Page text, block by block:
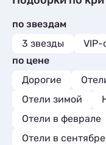
1
Глэмпинги
Базы отдыха
Комнаты
Кемпинги
по звездам
3 звезды
VIP-
по цене
Дорогие
Отели зимой
Отели в феврале
Отели в сентябре